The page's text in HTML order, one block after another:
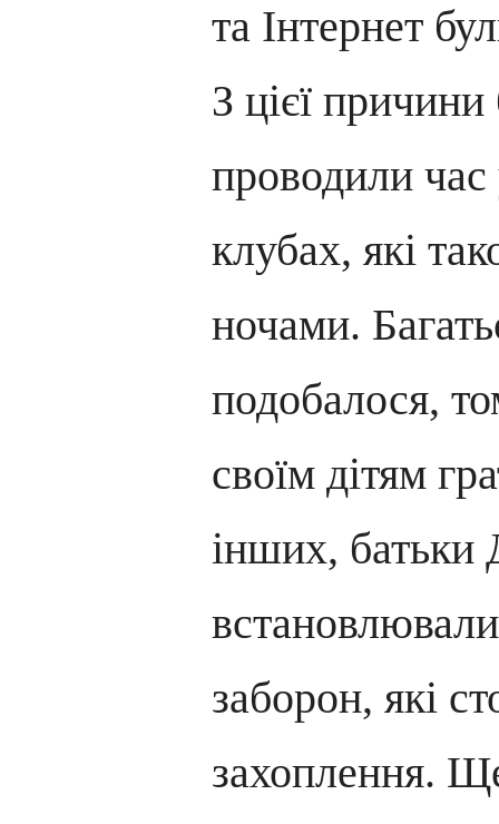
та Інтернет
З цієї причини
проводили
клубах, які
ночами.
подобалося,
своїм дітям
інших, батьки
заборон, які
захоплення.